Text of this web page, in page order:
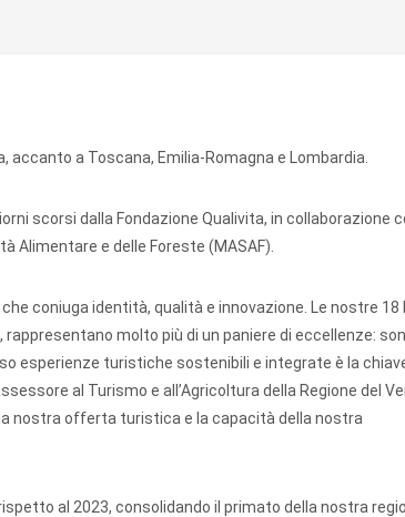
accanto a Toscana, Emilia-Romagna e Lombardia.
scorsi dalla Fondazione Qualivita, in collaborazione
Alimentare e delle Foreste (MASAF).
coniuga identità, qualità e innovazione. Le nostre 18
rappresentano molto più di un paniere di eccellenze:
esperienze turistiche sostenibili e integrate è la
al Turismo e all’Agricoltura della Regione del
nostra offerta turistica e la capacità della nostra
al 2023, consolidando il primato della nostra